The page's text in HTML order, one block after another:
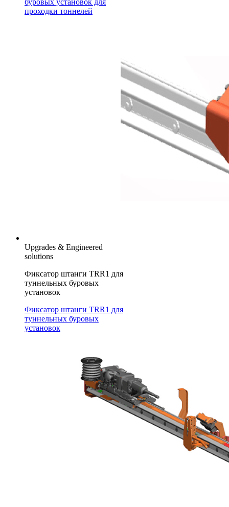
проходки тоннелей
Upgrades & Engineered
solutions
Фиксатор штанги TRR1 для
туннельных буровых
установок
Фиксатор штанги TRR1 для
туннельных буровых
установок